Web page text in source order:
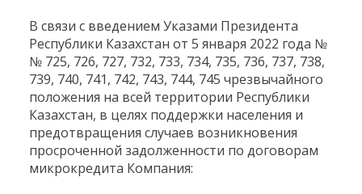
В связи с введением Указами Президента
Республики Казахстан от 5 января 2022 года №
№ 725, 726, 727, 732, 733, 734, 735, 736, 737, 738,
739, 740, 741, 742, 743, 744, 745 чрезвычайного
положения на всей территории Республики
Казахстан, в целях поддержки населения и
предотвращения случаев возникновения
просроченной задолженности по договорам
микрокредита Компания: